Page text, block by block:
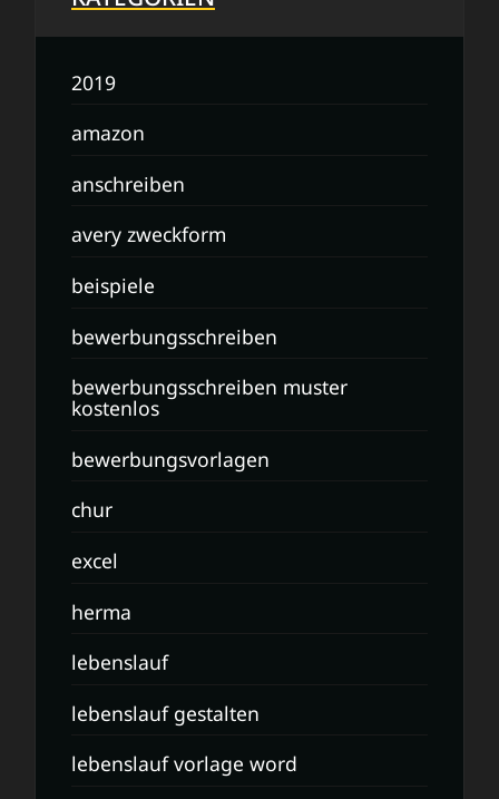
2019
amazon
anschreiben
avery zweckform
beispiele
bewerbungsschreiben
bewerbungsschreiben muster
kostenlos
bewerbungsvorlagen
chur
excel
herma
lebenslauf
lebenslauf gestalten
lebenslauf vorlage word